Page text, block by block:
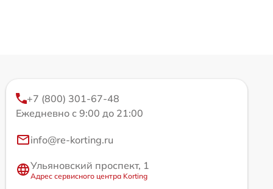
+7 (800) 301-67-48
Ежедневно с 9:00 до 21:00
info@re-korting.ru
Ульяновский проспект, 1
Адрес сервисного центра Korting